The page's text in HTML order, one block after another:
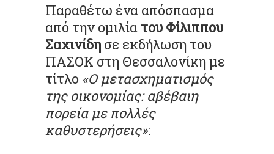
Παραθέτω ένα απόσπασμα
από την ομιλία του Φίλιππου
Σαχινίδη σε εκδήλωση του
ΠΑΣΟΚ στη Θεσσαλονίκη με
τίτλο «O μετασχηματισμός
της οικονομίας: αβέβαιη
πορεία με πολλές
καθυστερήσεις»: